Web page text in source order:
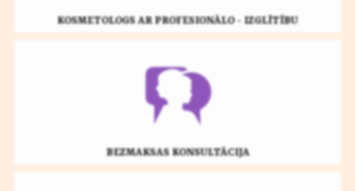
KOSMETOLOGS AR PROFESIONĀLO - IZGLĪTĪBU
BEZMAKSAS KONSULTĀCIJA